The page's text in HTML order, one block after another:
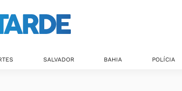
SALVADOR BAHIA POLÍCIA